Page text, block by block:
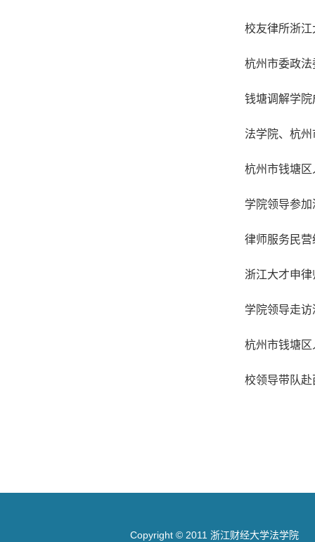
校友律所浙
杭州市委政
钱塘调解学
法学院、杭
杭州市钱塘
学院领导参
律师服务民
浙江大才申
学院领导走
杭州市钱塘
校领导带队
Copyright © 2011 浙江财经大学法学院